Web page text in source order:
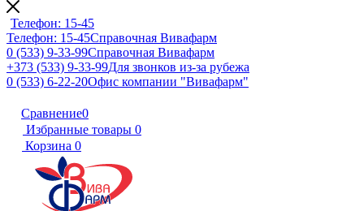
Телефон: 15-45
Телефон: 15-45Справочная Вивафарм
0 (533) 9-33-99Справочная Вивафарм
+373 (533) 9-33-99Для звонков из-за рубежа
0 (533) 6-22-20Офис компании "Вивафарм"
Сравнение0
Избранные товары 0
Корзина 0